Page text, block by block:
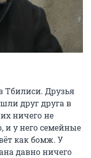
Тбилиси. Друзья
друг друга в
ничего не
и у него семейные
как бомж. У
давно ничего